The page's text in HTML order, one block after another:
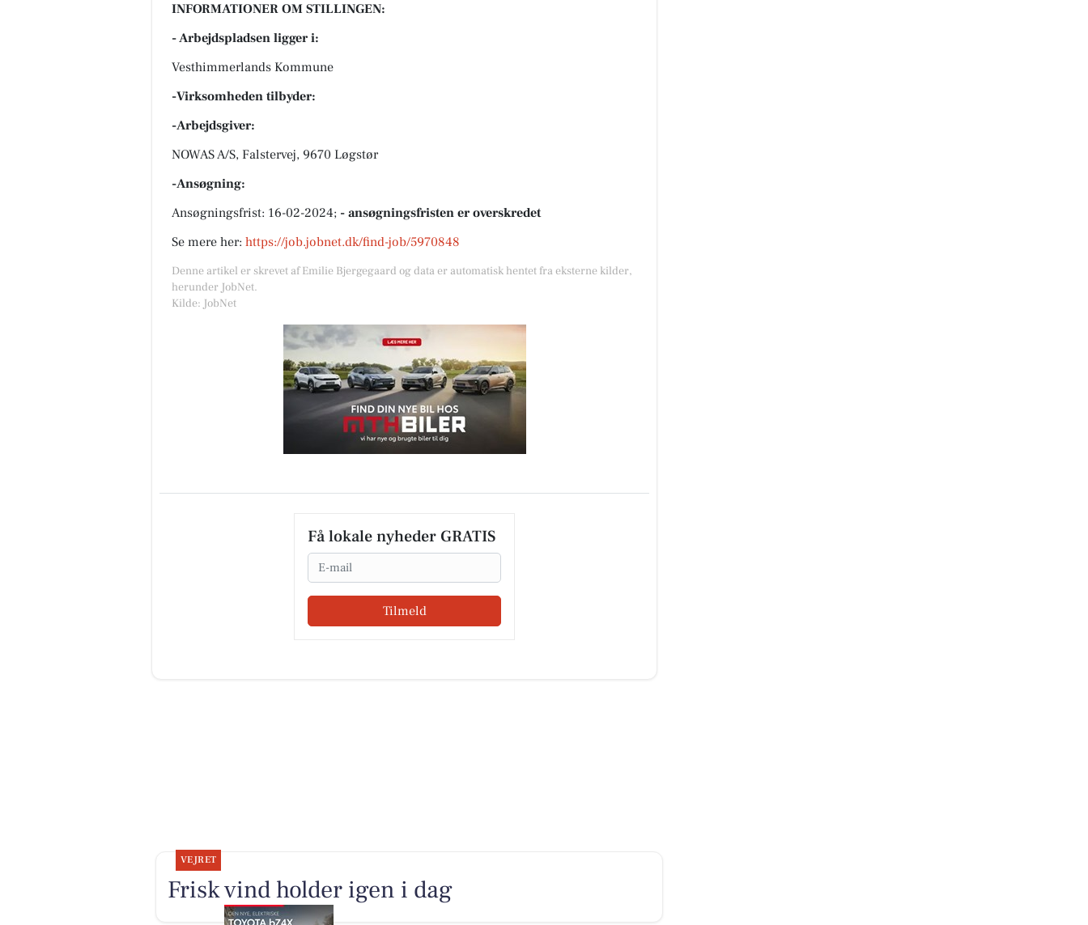
INFORMATIONER OM STILLINGEN:
- Arbejdspladsen ligger i:
Vesthimmerlands Kommune
-Virksomheden tilbyder:
-Arbejdsgiver:
NOWAS A/S, Falstervej, 9670 Løgstør
-Ansøgning:
Ansøgningsfrist: 16-02-2024; - ansøgningsfristen er overskredet
Se mere her: https://job.jobnet.dk/find-job/5970848
Denne artikel er skrevet af Emilie Bjergegaard og data er automatisk hentet fra eksterne kilder,
herunder JobNet.
Kilde: JobNet
Få lokale nyheder GRATIS
Email
Tilmeld
VEJRET
Frisk vind holder igen i dag